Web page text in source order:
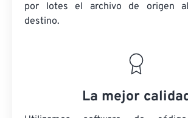
por lotes el archivo de origen
destino.
La mejor